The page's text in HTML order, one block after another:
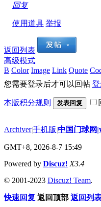
回复
使用道具 举报
返回列表
高级模式
B Color Image Link Quote
您需要登录后才可以回帖
本版积分规则 发表回复
Archiver|手机版|中国门球网
GMT+8, 2026-8-7 15:49
Powered by Discuz! X3.4
© 2001-2023 Discuz! Team.
快速回复 返回顶部 返回列